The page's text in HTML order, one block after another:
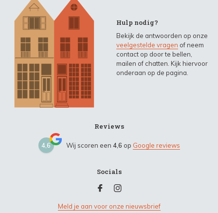
Hulp nodig?
Bekijk de antwoorden op onze
veelgestelde vragen of neem
contact op door te bellen,
mailen of chatten. Kijk hiervoor
onderaan op de pagina.
Reviews
4,6 Wij scoren een 4,6 op Google reviews
Socials
Meld je aan voor onze nieuwsbrief